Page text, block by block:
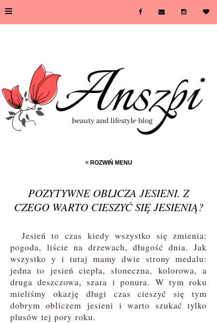
≡
≡ ROZWIŃ MENU
POZYTYWNE OBLICZA JESIENI. Z
CZEGO WARTO CIESZYĆ SIĘ JESIENIĄ?
Jesień to czas kiedy wszystko się zmienia:
pogoda, liście na drzewach, długość dnia. Jak
wszystko y i tutaj mamy dwie strony medalu:
jedna to jesień ciepła, słoneczna, kolorowa, a
druga deszczowa, szara i ponura. W tym roku
mieliśmy okazję długi czas cieszyć się tym
dobrym obliczem jesieni i warto szukać tylko
plusów tej pory roku.